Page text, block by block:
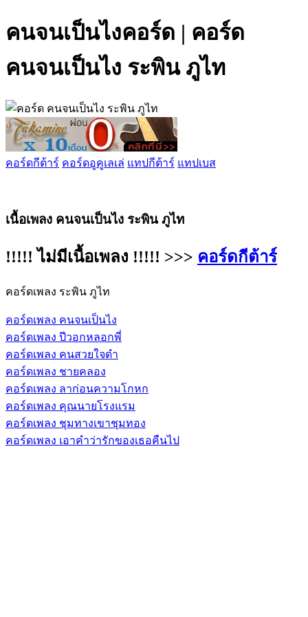
คนจนเป็นไงคอร์ด | คอร์ด
คนจนเป็นไง ระพิน ภูไท
คอร์ดกีต้าร์ คอร์ดอูคูเลเล่ แทปกีต้าร์ แทปเบส
เนื้อเพลง คนจนเป็นไง ระพิน ภูไท
!!!!! ไม่มีเนื้อเพลง !!!!! >>> คอร์ดกีต้าร์
คอร์ดเพลง ระพิน ภูไท
คอร์ดเพลง คนจนเป็นไง
คอร์ดเพลง ปีวอกหลอกพี่
คอร์ดเพลง คนสวยใจดำ
คอร์ดเพลง ชายคลอง
คอร์ดเพลง ลาก่อนความโกหก
คอร์ดเพลง คุณนายโรงแรม
คอร์ดเพลง ชุมทางเขาชุมทอง
คอร์ดเพลง เอาคำว่ารักของเธอคืนไป